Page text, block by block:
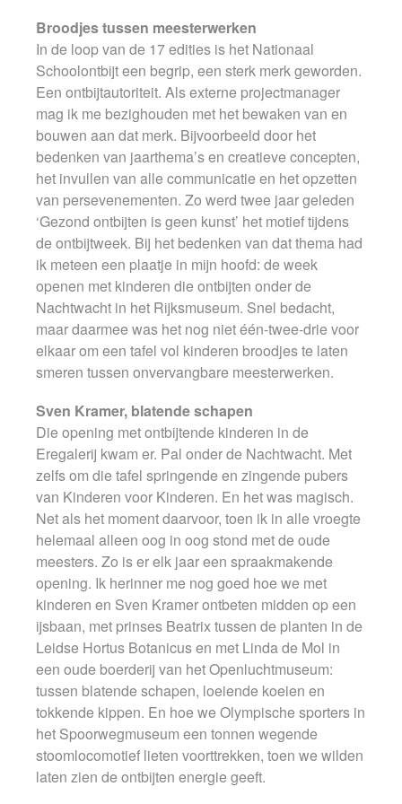
Broodjes tussen meesterwerken
In de loop van de 17 edities is het Nationaal
Schoolontbijt een begrip, een sterk merk geworden.
Een ontbijtautoriteit. Als externe projectmanager
mag ik me bezighouden met het bewaken van en
bouwen aan dat merk. Bijvoorbeeld door het
bedenken van jaarthema’s en creatieve concepten,
het invullen van alle communicatie en het opzetten
van persevenementen. Zo werd twee jaar geleden
‘Gezond ontbijten is geen kunst’ het motief tijdens
de ontbijtweek. Bij het bedenken van dat thema had
ik meteen een plaatje in mijn hoofd: de week
openen met kinderen die ontbijten onder de
Nachtwacht in het Rijksmuseum. Snel bedacht,
maar daarmee was het nog niet één-twee-drie voor
elkaar om een tafel vol kinderen broodjes te laten
smeren tussen onvervangbare meesterwerken.
Sven Kramer, blatende schapen
Die opening met ontbijtende kinderen in de
Eregalerij kwam er. Pal onder de Nachtwacht. Met
zelfs om die tafel springende en zingende pubers
van Kinderen voor Kinderen. En het was magisch.
Net als het moment daarvoor, toen ik in alle vroegte
helemaal alleen oog in oog stond met de oude
meesters. Zo is er elk jaar een spraakmakende
opening. Ik herinner me nog goed hoe we met
kinderen en Sven Kramer ontbeten midden op een
ijsbaan, met prinses Beatrix tussen de planten in de
Leidse Hortus Botanicus en met Linda de Mol in
een oude boerderij van het Openluchtmuseum:
tussen blatende schapen, loeiende koeien en
tokkende kippen. En hoe we Olympische sporters in
het Spoorwegmuseum een tonnen wegende
stoomlocomotief lieten voorttrekken, toen we wilden
laten zien de ontbijten energie geeft.